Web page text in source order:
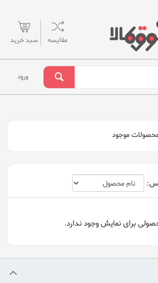
مقایسه سبد خرید
ورود
موجود
برای نمایش وجود ندارد.